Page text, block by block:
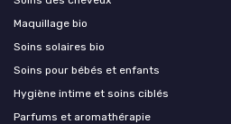
Maquillage bio
Soins solaires bio
Soins pour bébés et enfants
Hygiène intime et soins ciblés
Parfums et aromathérapie